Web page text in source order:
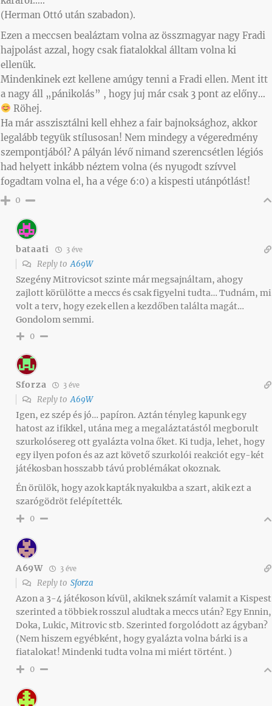
(Herman Ottó után szabadon).
Ezen a meccsen bealáztam volna az összmagyar nagy Fradi
hajpolást azzal, hogy csak fiatalokkal álltam volna ki
ellenük.
Mindenkinek ezt kellene amúgy tenni a Fradi ellen. Ment itt
a nagy áll „pánikolás” , hogy juj már csak 3 pont az előny…
Röhej.
Ha már asszisztálni kell ehhez a fair bajnoksághoz, akkor
legalább tegyük stílusosan! Nem mindegy a végeredmény
szempontjából? A pályán lévő nimand szerencsétlen légiós
had helyett inkább néztem volna (és nyugodt szívvel
fogadtam volna el, ha a vége 6:0) a kispesti utánpótlást!
0
bataati 3 éve
Reply toA69W
Szegény Mitrovicsot szinte már megsajnáltam, ahogy
zajlott körülötte a meccs és csak figyelni tudta… Tudnám, mi
volt a terv, hogy ezek ellen a kezdőben találta magát…
Gondolom semmi.
0
Sforza 3 éve
Reply toA69W
Igen, ez szép és jó… papíron. Aztán tényleg kapunk egy
hatost az ifikkel, utána meg a megaláztatástól megborult
szurkolósereg ott gyalázta volna őket. Ki tudja, lehet, hogy
egy ilyen pofon és az azt követő szurkolói reakciót egy-két
játékosban hosszabb távú problémákat okoznak.
Én örülök, hogy azok kapták nyakukba a szart, akik ezt a
szarógödröt felépítették.
0
A69W 3 éve
Reply to Sforza
Azon a 3-4 játékoson kívül, akiknek számít valamit a Kispest
szerinted a többiek rosszul aludtak a meccs után? Egy Ennin,
Doka, Lukic, Mitrovic stb. Szerinted forgolódott az ágyban?
(Nem hiszem egyébként, hogy gyalázta volna bárki is a
fiatalokat! Mindenki tudta volna mi miért történt. )
0